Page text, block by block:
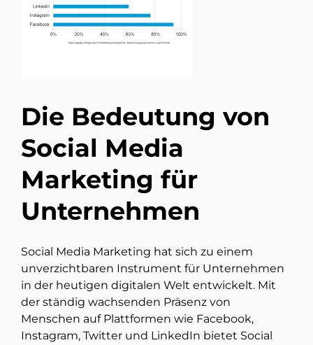
Die Bedeutung von
Social Media
Marketing für
Unternehmen
Social Media Marketing hat sich zu einem
unverzichtbaren Instrument für Unternehmen
in der heutigen digitalen Welt entwickelt. Mit
der ständig wachsenden Präsenz von
Menschen auf Plattformen wie Facebook,
Instagram, Twitter und LinkedIn bietet Social